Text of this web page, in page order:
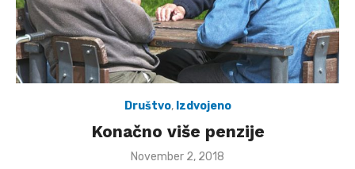
Društvo, Izdvojeno
Konačno više penzije
Posted
November 2, 2018